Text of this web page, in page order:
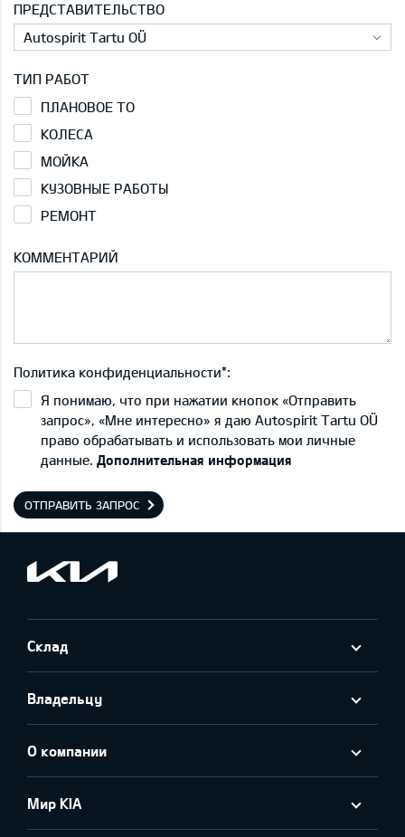
ПРЕДСТАВИТЕЛЬСТВО
Autospirit Tartu OÜ
ТИП РАБОТ
ПЛАНОВОЕ ТО
КОЛЕСА
МОЙКА
КУЗОВНЫЕ РАБОТЫ
РЕМОНТ
КОММЕНТАРИЙ
Политика конфиденциальности*:
Я понимаю, что при нажатии кнопок «Отправить
запрос», «Мне интересно» я даю Autospirit Tartu OÜ
право обрабатывать и использовать мои личные
данные. Дополнительная информация
ОТПРАВИТЬ ЗАПРОС
Склад
Владельцу
О компании
Мир KIA